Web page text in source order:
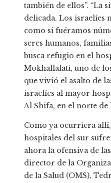
también de ellos”. “La
delicada. Los israelíes
como si fuéramos
seres humanos,
busca refugio en el
Mokhallalati, uno de
que vivió el asalto de
israelíes al mayor
Al Shifa, en el norte de
Como ya ocurriera allí,
hospitales del sur
ahora la ofensiva de
director de la
de la Salud (OMS),